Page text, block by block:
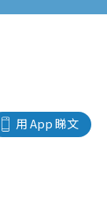
用 App 睇文